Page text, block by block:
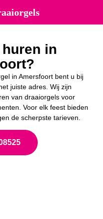
in
in Amersfoort bent u bij
juiste adres. Wij zijn
van draaiorgels voor
Voor elk feest bieden
de scherpste tarieven.